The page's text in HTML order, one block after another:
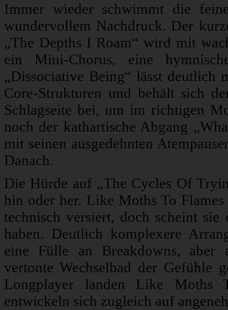
Immer wieder schwimmt die
wundervollem Nachdruck. Der
„The Depths I Roam“ wird mit
ein Mini-Chorus, eine
„Dissociative Being“ lässt deutlich
Core-Strukturen und behält sich
Schlagseite bei, um im richtigen
noch der kathartische Abgang
mit seinen ausgedehnten
Danach.
Die Hürde auf „The Cycles Of
hin oder her. Like Moths To
technisch versiert, doch scheint
haben. Deutlich komplexere
eine Fülle an Breakdowns, aber
vertonte Wechselbad der Gefühle
Longplayer landen Like Moths
entwickeln sich zugleich auf